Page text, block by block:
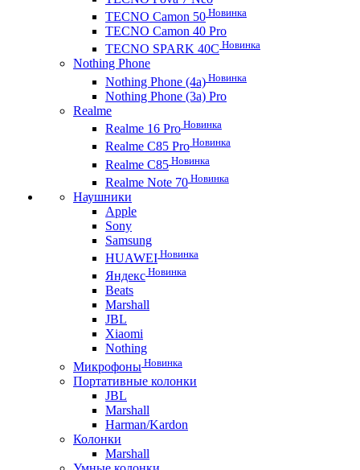
TECNO Camon 50 Новинка
TECNO Camon 40 Pro
TECNO SPARK 40C Новинка
Nothing Phone
Nothing Phone (4a) Новинка
Nothing Phone (3a) Pro
Realme
Realme 16 Pro Новинка
Realme C85 Pro Новинка
Realme C85 Новинка
Realme Note 70 Новинка
Наушники
Apple
Sony
Samsung
HUAWEI Новинка
Яндекс Новинка
Beats
Marshall
JBL
Xiaomi
Nothing
Микрофоны Новинка
Портативные колонки
JBL
Marshall
Harman/Kardon
Колонки
Marshall